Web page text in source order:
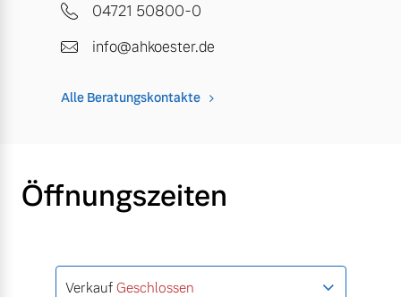
04721 50800-0
info@ahkoester.de
Alle Beratungskontakte
Öffnungszeiten
Verkauf Geschlossen